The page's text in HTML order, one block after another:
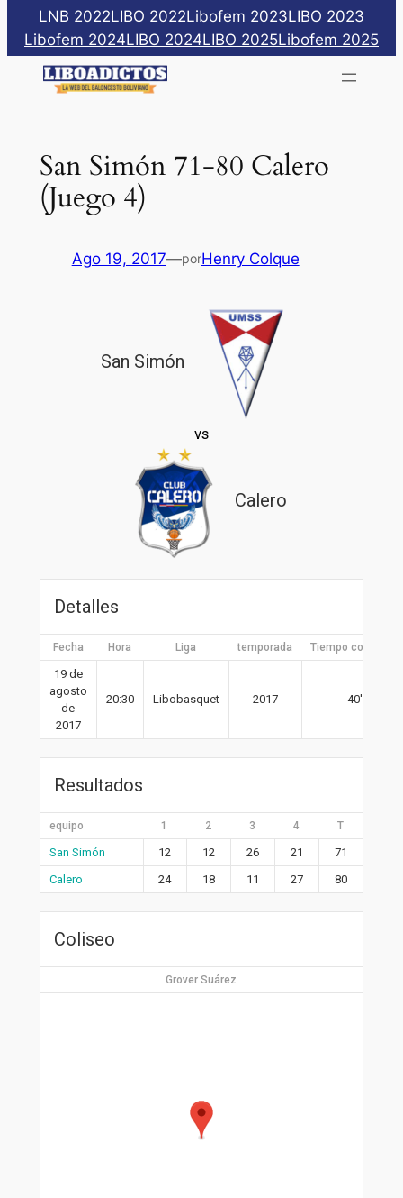
Saltar
contenido
LNB 2022LIBO 2022Libofem 2023LIBO 2023
Libofem 2024LIBO 2024LIBO 2025Libofem 2025
San Simón 71-80 Calero
(Juego 4)
Ago 19, 2017—porHenry Colque
San Simón
vs
Calero
Detalles
Fecha Hora Liga temporada Tiempo completo
19 de
agosto
de
2017
20:30 Libobasquet 2017 40′
Resultados
equipo 1 2 3 4 T
San Simón 12 12 26 21
71
Calero
24 18 11 27 80
Coliseo
Grover Suárez